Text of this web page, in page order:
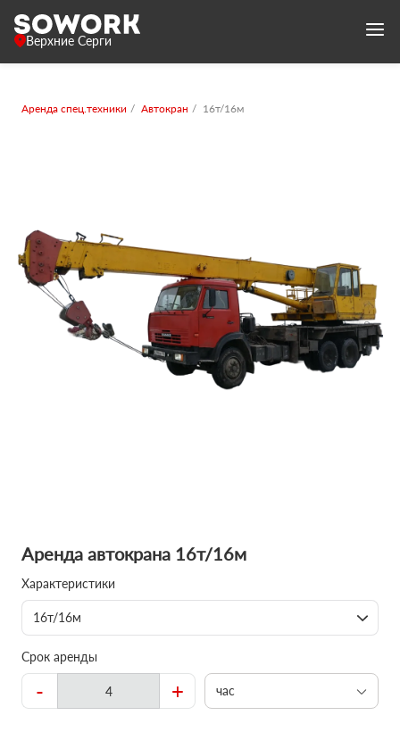
Верхние Серги
Аренда спец.техники Автокран 16т/16м
Аренда автокрана 16т/16м
Характеристики
16т/16м
Срок аренды
- + час